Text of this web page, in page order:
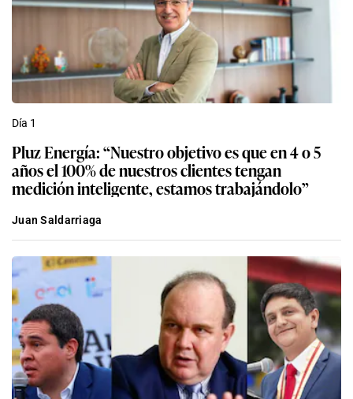
Día 1
Pluz Energía: “Nuestro objetivo es que en 4 o 5
años el 100% de nuestros clientes tengan
medición inteligente, estamos trabajándolo”
Juan Saldarriaga